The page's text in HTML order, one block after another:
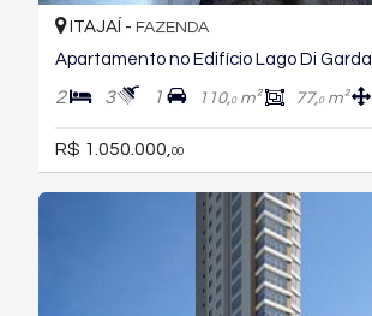
ITAJAÍ - FAZENDA
Apartamento no Edifício Lago Di Garda
2 3 1 110,0m² 77,0m²
R$ 1.050.000, 00